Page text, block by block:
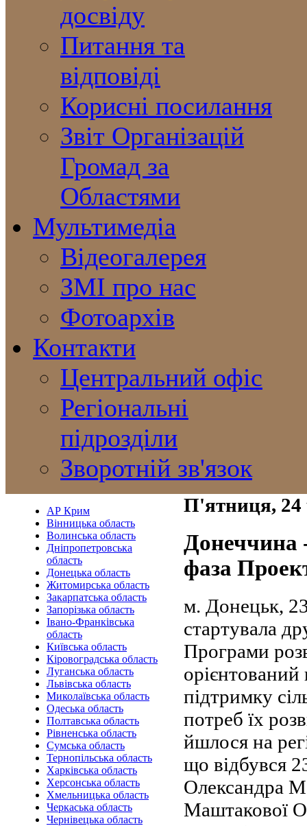
досвіду
Питання та
відповіді
Корисні посилання
Звіт Організацій
Громад за
Областями
Мультимедіа
Відеогалерея
ЗМІ про нас
Фотоархів
Контакти
Центральний офіс
Регіональні
підрозділи
Зворотній зв'язок
АР Крим
Вінницька область
Волинська область
Дніпропетровська
область
Донецька область
Житомирська область
Закарпатська область
Запорізька область
Івано-Франківська
область
Київська область
Кіровоградська область
Луганська область
Львівська область
Миколаївська область
Одеська область
Полтавська область
Рівненська область
Сумська область
Тернопільська область
Харківська область
Херсонська область
Хмельницька область
Черкаська область
Чернівецька область
П'ятниця, 24
Донеччина
фаза
м. Донецьк,
стартувала
Програми
підтримку
потреб їх
йшлося на
що відбувся
Олександра
Маштакової